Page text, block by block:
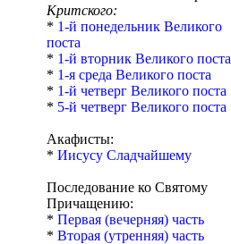
Критского:
* 1-й понедельник Великого
поста
* 1-й вторник Великого поста
* 1-я среда Великого поста
* 1-й четверг Великого поста
* 5-й четверг Великого поста
Акафисты:
* Иисусу Сладчайшему
Последование ко Святому
Причащению:
* Первая (вечерняя) часть
* Вторая (утренняя) часть